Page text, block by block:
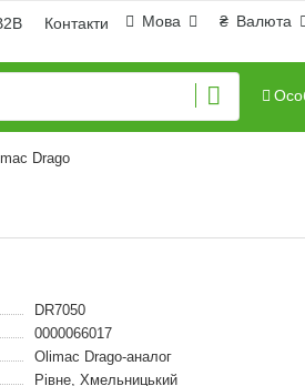
₴ Валюта
Мова
Контакти
Drago
DR7050
0000066017
Olimac Drago-аналог
Рівне, Хмельницький